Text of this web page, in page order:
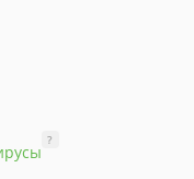
?